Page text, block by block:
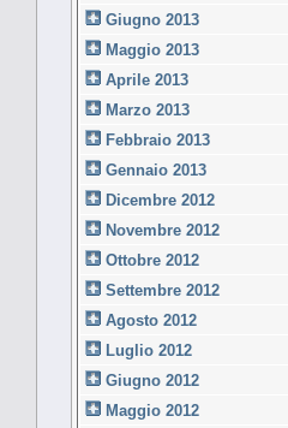
Giugno 2013
Maggio 2013
Aprile 2013
Marzo 2013
Febbraio 2013
Gennaio 2013
Dicembre 2012
Novembre 2012
Ottobre 2012
Settembre 2012
Agosto 2012
Luglio 2012
Giugno 2012
Maggio 2012